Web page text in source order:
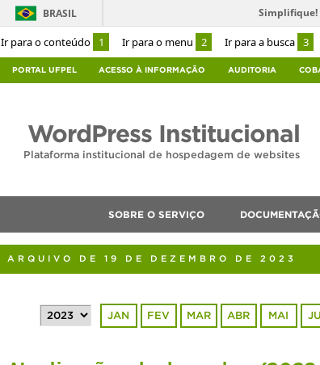
Ir para o conteúdo 1 Ir para o menu 2 Ir para a busca 3
BRASIL Simplifique!
PORTAL UFPEL ACESSO À INFORMAÇÃO AUDITORIA
WordPress Institucional
Plataforma institucional de hospedagem de websites
SOBRE O SERVIÇO
ARQUIVO DE 19 DE DEZEMBRO DE 2023
JAN FEV MAR ABR MAI